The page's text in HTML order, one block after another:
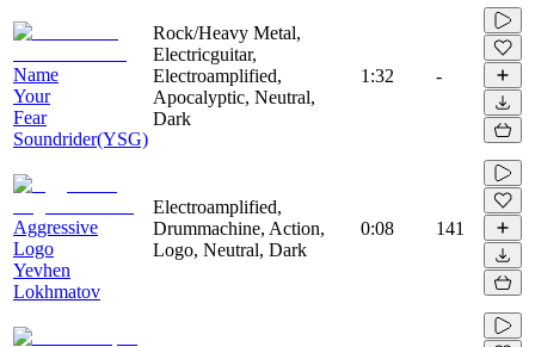
Name
Your
Fear
Soundrider(YSG)
Rock/Heavy Metal,
Electricguitar,
Electroamplified,
Apocalyptic, Neutral,
Dark
1:32 -
Aggressive
Logo
Yevhen
Lokhmatov
Electroamplified,
Drummachine, Action,
Logo, Neutral, Dark
0:08 141